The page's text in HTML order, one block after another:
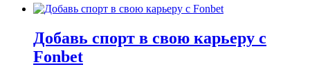
Добавь спорт в свою карьеру с
Fonbet